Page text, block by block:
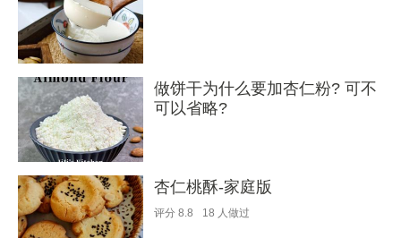
做饼干为什么要加杏仁粉? 可不
可以省略?
杏仁桃酥-家庭版
评分 8.8 18 人做过